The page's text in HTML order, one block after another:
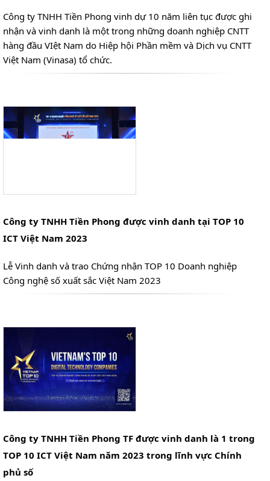
Công ty TNHH Tiền Phong vinh dự 10 năm liên tục được ghi
nhận và vinh danh là một trong những doanh nghiệp CNTT
hàng đầu VIệt Nam do Hiệp hội Phần mềm và Dịch vụ CNTT
Việt Nam (Vinasa) tổ chức.
Công ty TNHH Tiền Phong được vinh danh tại TOP 10
ICT Việt Nam 2023
Lễ Vinh danh và trao Chứng nhận TOP 10 Doanh nghiệp
Công nghệ số xuất sắc Việt Nam 2023
Công ty TNHH Tiền Phong TF được vinh danh là 1 trong
TOP 10 ICT Việt Nam năm 2023 trong lĩnh vực Chính
phủ số